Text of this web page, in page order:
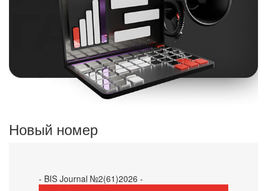
Новый номер
- BIS Journal №2(61)2026 -